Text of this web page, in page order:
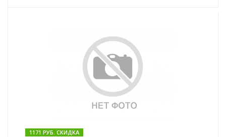
1171 РУБ. СКИДКА